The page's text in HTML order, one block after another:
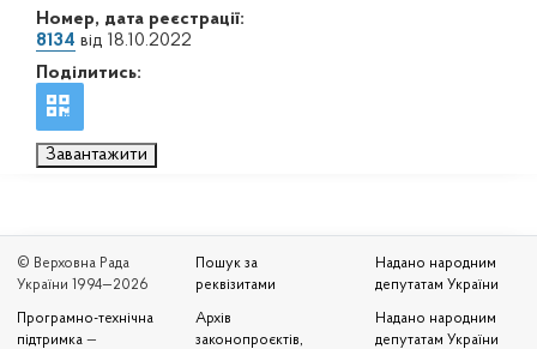
Номер, дата реєстрації:
8134 від 18.10.2022
Поділитись:
Завантажити
© Верховна Рада
України 1994—2026
Програмно-технічна
підтримка —
Пошук за
реквізитами
Архів
законопроєктів,
Надано народним
депутатам України
Надано народним
депутатам України